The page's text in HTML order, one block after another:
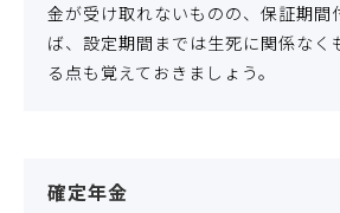
金が受け取れないものの、保証期間
ば、設定期間までは生死に関係なく
る点も覚えておきましょう。
確定年金